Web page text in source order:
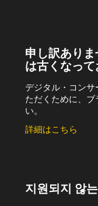
申し訳あり
は古くなっ
デジタル・コン
ただくために、
い。
詳細はこちら
지원되지 않